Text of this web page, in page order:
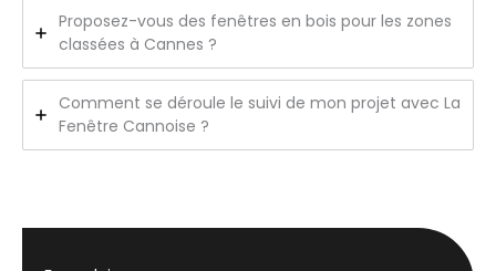
Proposez-vous des fenêtres en bois pour les zones
classées à Cannes ?
Comment se déroule le suivi de mon projet avec La
Fenêtre Cannoise ?